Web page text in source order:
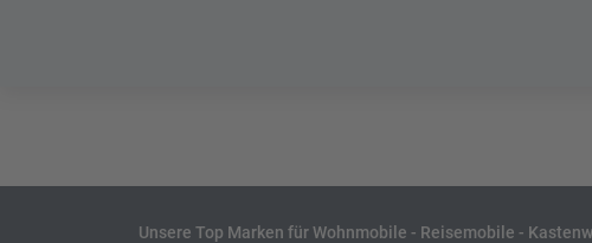
Unsere Top Marken für Wohnmobile - Reisemobile -